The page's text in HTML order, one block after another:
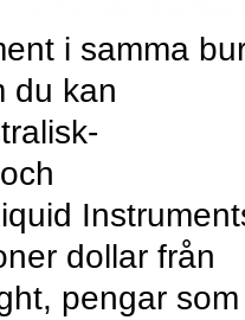
i samma
du kan
dollar från
pengar som